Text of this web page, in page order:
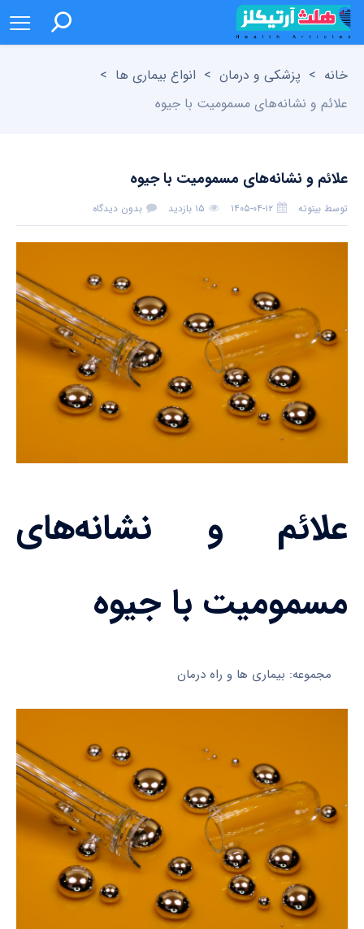
خانه > پزشکی و درمان > انواع بیماری ها >
علائم و نشانه‌های مسمومیت با جیوه
علائم و نشانه‌های مسمومیت با جیوه
توسط بیتوته ۱۴۰۵-۰۴-۱۲ ۱۵ بازدید بدون دیدگاه
علائم و نشانه‌های
مسمومیت با جیوه
مجموعه: بیماری ها و راه درمان